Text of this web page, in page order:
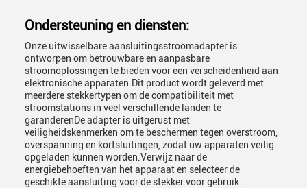
Ondersteuning en diensten:
Onze uitwisselbare aansluitingsstroomadapter is
ontworpen om betrouwbare en aanpasbare
stroomoplossingen te bieden voor een verscheidenheid aan
elektronische apparaten.Dit product wordt geleverd met
meerdere stekkertypen om de compatibiliteit met
stroomstations in veel verschillende landen te
garanderenDe adapter is uitgerust met
veiligheidskenmerken om te beschermen tegen overstroom,
overspanning en kortsluitingen, zodat uw apparaten veilig
opgeladen kunnen worden.Verwijz naar de
energiebehoeften van het apparaat en selecteer de
geschikte aansluiting voor de stekker voor gebruik.